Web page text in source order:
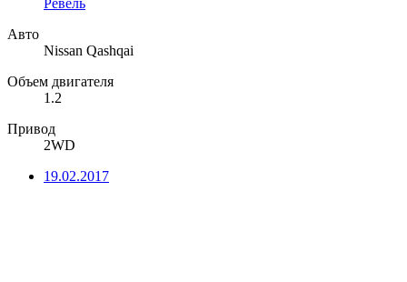
Авто
Nissan Qashqai
Объем двигателя
1.2
Привод
2WD
19.02.2017